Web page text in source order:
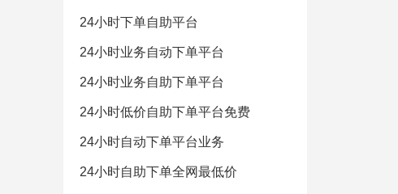
24小时下单自助平台
24小时业务自动下单平台
24小时业务自助下单平台
24小时低价自助下单平台免费
24小时自动下单平台业务
24小时自助下单全网最低价